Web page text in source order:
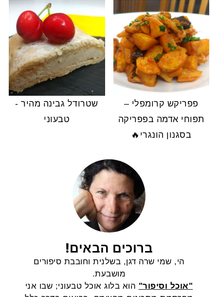
פפריקש קרומפלי –
תפוחי אדמה בפפריקה
בסגנון הונגרי🔥
שטרודל גבינה מהיר -
טבעוני
ברוכים הבאים!
הי, שמי שרה דגן, בשלנית וחובבת סיפורים
מושבעת.
"אוכל וסיפור" הוא בלוג אוכל טבעוני; שבו אני